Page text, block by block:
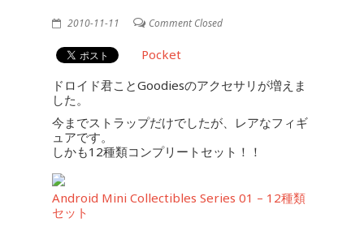
2010-11-11 Comment Closed
Pocket
ドロイド君ことGoodiesのアクセサリが増えま
した。
今までストラップだけでしたが、レアなフィギ
ュアです。
しかも12種類コンプリートセット！！
Android Mini Collectibles Series 01 – 12種類
セット